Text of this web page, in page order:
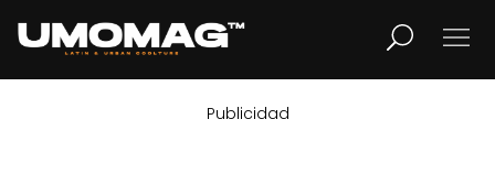
LIFESTYLE
Publicidad